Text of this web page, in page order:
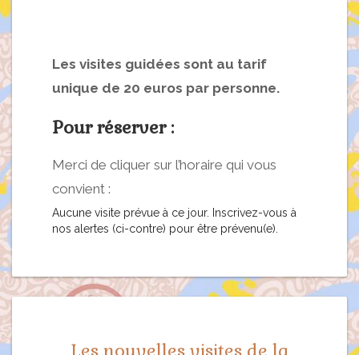
Les visites guidées sont au tarif
unique de 20 euros par personne.
Pour réserver :
Merci de cliquer sur l’horaire qui vous
convient :
Aucune visite prévue à ce jour. Inscrivez-vous à
nos alertes (ci-contre) pour être prévenu(e).
Les nouvelles visites de la